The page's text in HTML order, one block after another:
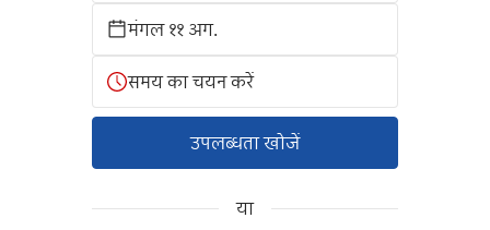
मंगल ११ अग.
समय का चयन करें
उपलब्धता खोजें
या